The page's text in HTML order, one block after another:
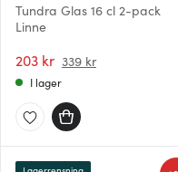
Tundra Glas 16 cl 2-pack
Linne
203 kr 339 kr
I lager